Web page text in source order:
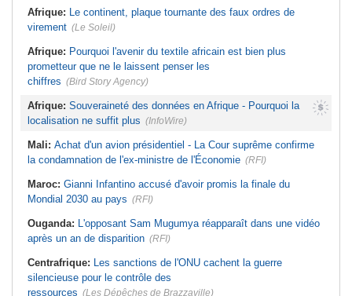
Afrique: Le continent, plaque tournante des faux ordres de
virement (Le Soleil)
Afrique: Pourquoi l'avenir du textile africain est bien plus
prometteur que ne le laissent penser les
chiffres (Bird Story Agency)
Afrique: Souveraineté des données en Afrique - Pourquoi la
localisation ne suffit plus (InfoWire)
Mali: Achat d'un avion présidentiel - La Cour suprême confirme
la condamnation de l'ex-ministre de l'Économie (RFI)
Maroc: Gianni Infantino accusé d'avoir promis la finale du
Mondial 2030 au pays (RFI)
Ouganda: L'opposant Sam Mugumya réapparaît dans une vidéo
après un an de disparition (RFI)
Centrafrique: Les sanctions de l'ONU cachent la guerre
silencieuse pour le contrôle des
ressources (Les Dépêches de Brazzaville)